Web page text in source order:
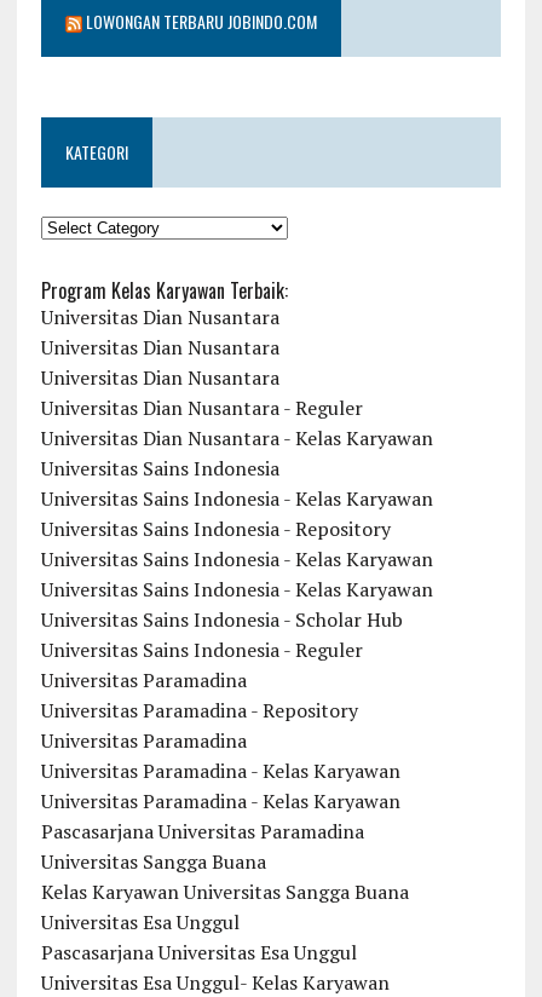
LOWONGAN TERBARU JOBINDO.COM
KATEGORI
KATEGORI
Program Kelas Karyawan Terbaik:
Universitas Dian Nusantara
Universitas Dian Nusantara
Universitas Dian Nusantara
Universitas Dian Nusantara - Reguler
Universitas Dian Nusantara - Kelas Karyawan
Universitas Sains Indonesia
Universitas Sains Indonesia - Kelas Karyawan
Universitas Sains Indonesia - Repository
Universitas Sains Indonesia - Kelas Karyawan
Universitas Sains Indonesia - Kelas Karyawan
Universitas Sains Indonesia - Scholar Hub
Universitas Sains Indonesia - Reguler
Universitas Paramadina
Universitas Paramadina - Repository
Universitas Paramadina
Universitas Paramadina - Kelas Karyawan
Universitas Paramadina - Kelas Karyawan
Pascasarjana Universitas Paramadina
Universitas Sangga Buana
Kelas Karyawan Universitas Sangga Buana
Universitas Esa Unggul
Pascasarjana Universitas Esa Unggul
Universitas Esa Unggul- Kelas Karyawan